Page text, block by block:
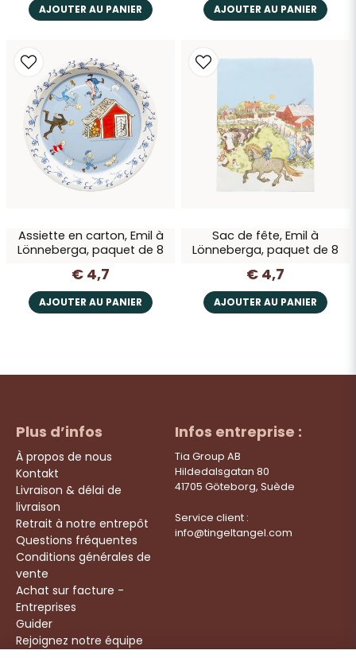
AJOUTER AU PANIER AJOUTER AU PANIER
Assiette en carton, Emil à
Lönneberga, paquet de 8
€ 4,7
AJOUTER AU PANIER
Sac de fête, Emil à
Lönneberga, paquet de 8
€ 4,7
AJOUTER AU PANIER
Plus d’infos
À propos de nous
Kontakt
Livraison & délai de
livraison
Retrait à notre entrepôt
Questions fréquentes
Conditions générales de
vente
Achat sur facture -
Entreprises
Guider
Rejoignez notre équipe
Infos entreprise :
Tia Group AB
Hildedalsgatan 80
41705 Göteborg, Suède
Service client :
info@tingeltangel.com